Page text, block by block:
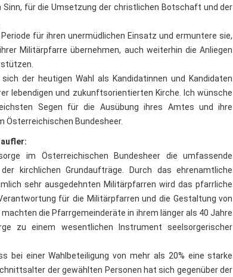
Sinn, für die Umsetzung der christlichen Botschaft und der
für ihren unermüdlichen Einsatz und ermuntere sie,
Militärpfarre übernehmen, auch weiterhin die Anliegen
der heutigen Wahl als Kandidatinnen und Kandidaten
lebendigen und zukunftsorientierten Kirche. Ich wünsche
Segen für die Ausübung ihres Amtes und ihre
Österreichischen Bundesheer.
im Österreichischen Bundesheer die umfassende
kirchlichen Grundaufträge. Durch das ehrenamtliche
sehr ausgedehnten Militärpfarren wird das pfarrliche
für die Militärpfarren und die Gestaltung von
die Pfarrgemeinderäte in ihrem länger als 40 Jahre
zu einem wesentlichen Instrument seelsorgerischer
bei einer Wahlbeteiligung von mehr als 20% eine starke
der gewählten Personen hat sich gegenüber der